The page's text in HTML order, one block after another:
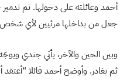
أحمد وعائلته على دخولها. تم تدمير
جعل من بداخلها مرئيين لأي شخص
وبين الحين والآخر، يأتي جندي
ثم يغادر. وأوضح أحمد قائلا “أعتقد